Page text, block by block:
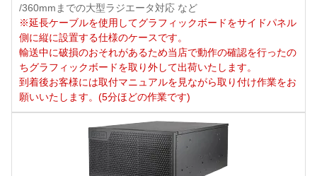
/360mmまでの大型ラジエータ対応 など
※延長ケーブルを使用してグラフィックボードをサイドパネル
側に縦に設置する仕様のケースです。
輸送中に破損のおそれがあるため当店で動作の確認を行ったの
ちグラフィックボードを取り外して出荷いたします。
到着後お客様には取付マニュアルを見ながら取り付け作業をお
願いいたします。(5分ほどの作業です)